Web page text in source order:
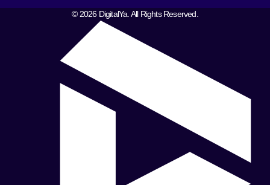
© 2026 DigitalYa. All Rights Reserved.